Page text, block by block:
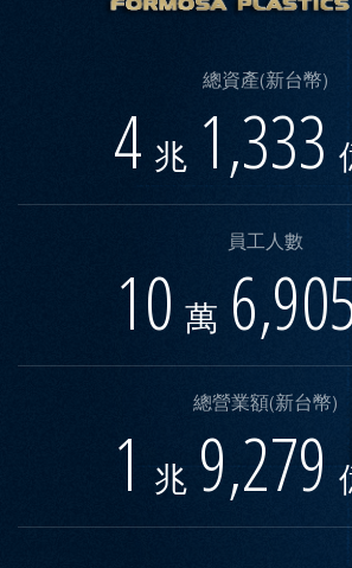
總資產(新台幣)
4 兆 1,333
員工人數
10 萬
總營業額(新台幣)
1 兆 9,279